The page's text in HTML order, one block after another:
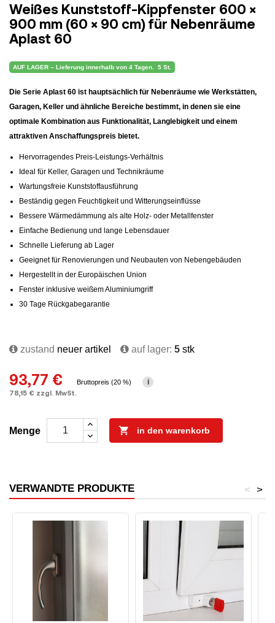
Weißes Kunststoff-Kippfenster 600 ×
900 mm (60 × 90 cm) für Nebenräume
Aplast 60
AUF LAGER – Lieferung innerhalb von 4 Tagen. 5 St.
Die Serie Aplast 60 ist hauptsächlich für Nebenräume wie Werkstätten,
Garagen, Keller und ähnliche Bereiche bestimmt, in denen sie eine
optimale Kombination aus Funktionalität, Langlebigkeit und einem
attraktiven Anschaffungspreis bietet.
Hervorragendes Preis-Leistungs-Verhältnis
Ideal für Keller, Garagen und Technikräume
Wartungsfreie Kunststoffausführung
Beständig gegen Feuchtigkeit und Witterungseinflüsse
Bessere Wärmedämmung als alte Holz- oder Metallfenster
Einfache Bedienung und lange Lebensdauer
Schnelle Lieferung ab Lager
Geeignet für Renovierungen und Neubauten von Nebengebäuden
Hergestellt in der Europäischen Union
Fenster inklusive weißem Aluminiumgriff
30 Tage Rückgabegarantie
zustand neuer artikel auf lager: 5 stk
93,77 €
78,15 € zzgl. MwSt.
Bruttopreis (20 %) i
Menge  in den warenkorb
VERWANDTE PRODUKTE >
<